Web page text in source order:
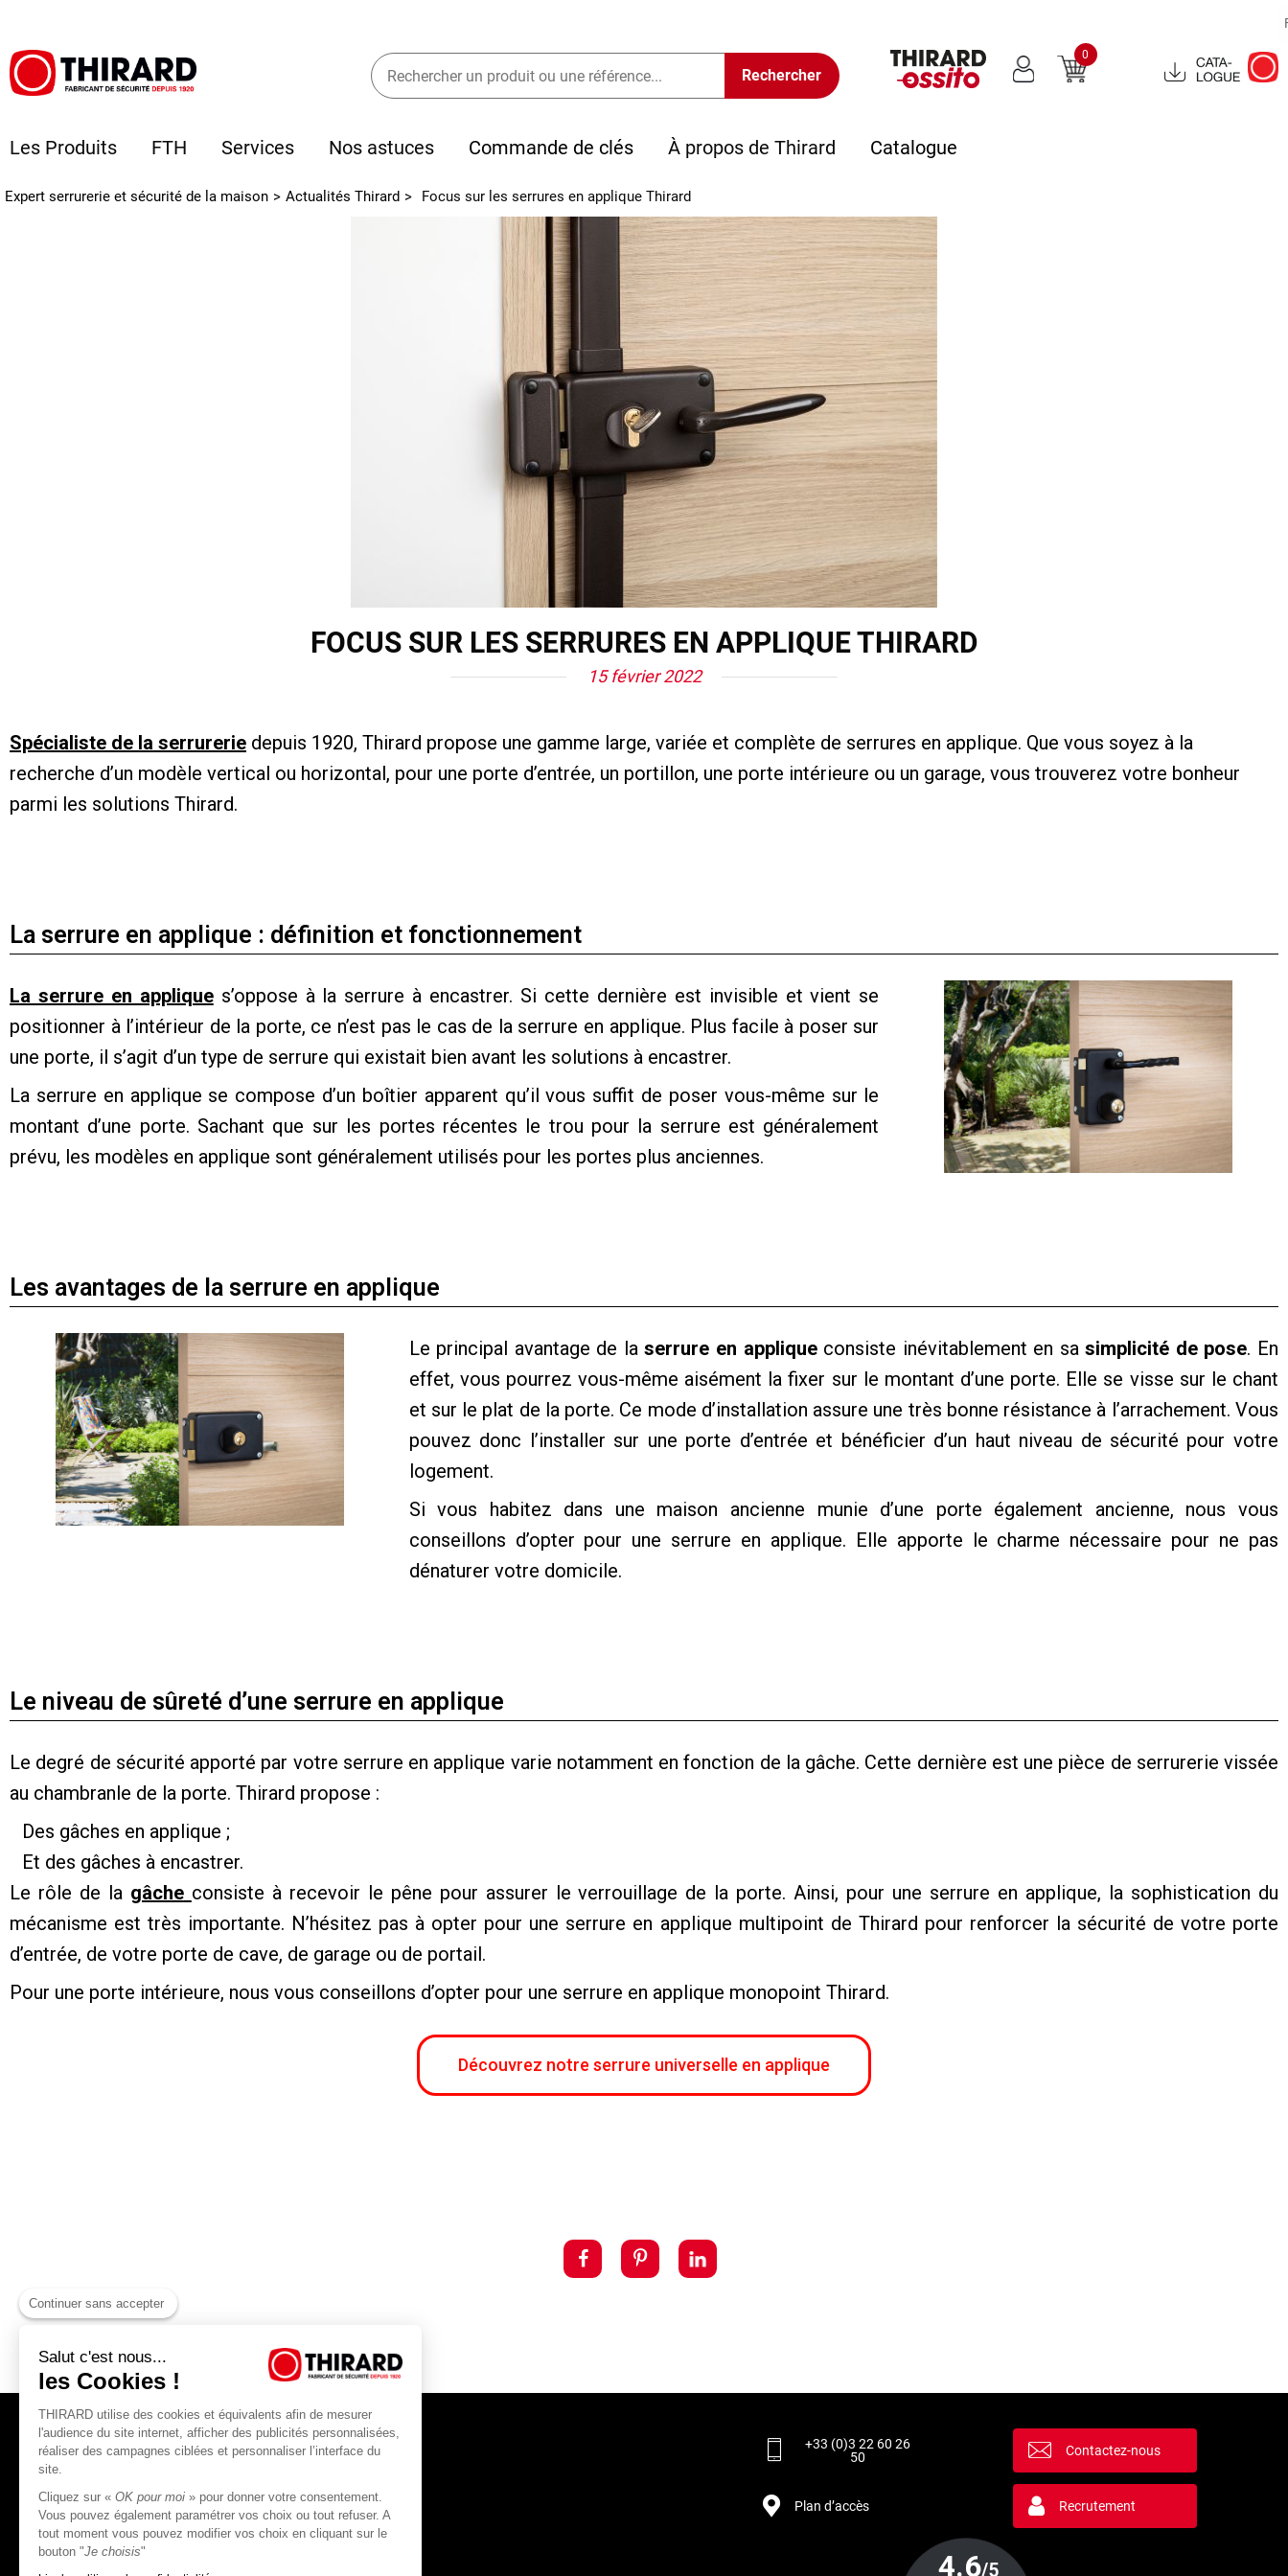
0
Catalogue
2022
Les Produits FTH Services Nos astuces Commande de clés À propos de Thirard Catalogue
Expert serrurerie et sécurité de la maison > Actualités Thirard > Focus sur les serrures en applique Thirard
FOCUS SUR LES SERRURES EN APPLIQUE THIRARD
15 février 2022
Spécialiste de la serrurerie depuis 1920, Thirard propose une gamme large, variée et complète de serrures en applique. Que vous soyez à la
recherche d’un modèle vertical ou horizontal, pour une porte d’entrée, un portillon, une porte intérieure ou un garage, vous trouverez votre bonheur
parmi les solutions Thirard.
La serrure en applique : définition et fonctionnement
La serrure en appliques’oppose à la serrure à encastrer. Si cette dernière est invisible et vient se
positionner à l’intérieur de la porte, ce n’est pas le cas de la serrure en applique. Plus facile à poser sur
une porte, il s’agit d’un type de serrure qui existait bien avant les solutions à encastrer.
La serrure en applique se compose d’un boîtier apparent qu’il vous suffit de poser vous-même sur le
montant d’une porte. Sachant que sur les portes récentes le trou pour la serrure est généralement
prévu, les modèles en applique sont généralement utilisés pour les portes plus anciennes.
Les avantages de la serrure en applique
Le principal avantage de laserrure en appliqueconsiste inévitablement en sasimplicité de pose. En
effet, vous pourrez vous-même aisément la fixer sur le montant d’une porte. Elle se visse sur le chant
et sur le plat de la porte. Ce mode d’installation assure une très bonne résistance à l’arrachement. Vous
pouvez donc l’installer sur une porte d’entrée et bénéficier d’un haut niveau de sécurité pour votre
logement.
Si vous habitez dans une maison ancienne munie d’une porte également ancienne, nous vous
conseillons d’opter pour une serrure en applique. Elle apporte le charme nécessaire pour ne pas
dénaturer votre domicile.
Le niveau de sûreté d’une serrure en applique
Le degré de sécurité apporté par votre serrure en applique varie notamment en fonction de la gâche. Cette dernière est une pièce de serrurerie vissée
au chambranle de la porte. Thirard propose :
Des gâches en applique ;
Et des gâches à encastrer.
Le rôle de la gâche consiste à recevoir le pêne pour assurer le verrouillage de la porte. Ainsi, pour une serrure en applique, la sophistication du
mécanisme est très importante. N’hésitez pas à opter pour une serrure en applique multipoint de Thirard pour renforcer la sécurité de votre porte
d’entrée, de votre porte de cave, de garage ou de portail.
Pour une porte intérieure, nous vous conseillons d’opter pour une serrure en applique monopoint Thirard.
Découvrez notre serrure universelle en applique
THIRARD S.A.S
45, rue Jean Jaurès
80390 Fressenneville
+33 (0)3 22 60 26
50
Contactez-nous
Plan d’accès Recrutement
Continuer sans accepter
Salut c'est nous...
les Cookies !
THIRARD utilise des cookies et équivalents afin de mesurer
l'audience du site internet, afficher des publicités personnalisées,
réaliser des campagnes ciblées et personnaliser l’interface du
site.
Cliquez sur « OK pour moi » pour donner votre consentement.
Vous pouvez également paramétrer vos choix ou tout refuser. A
tout moment vous pouvez modifier vos choix en cliquant sur le
bouton "Je choisis"